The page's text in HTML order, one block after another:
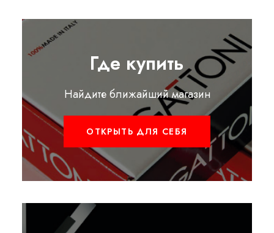
Где купить
Найдите ближайший магазин
ОТКРЫТЬ ДЛЯ СЕБЯ